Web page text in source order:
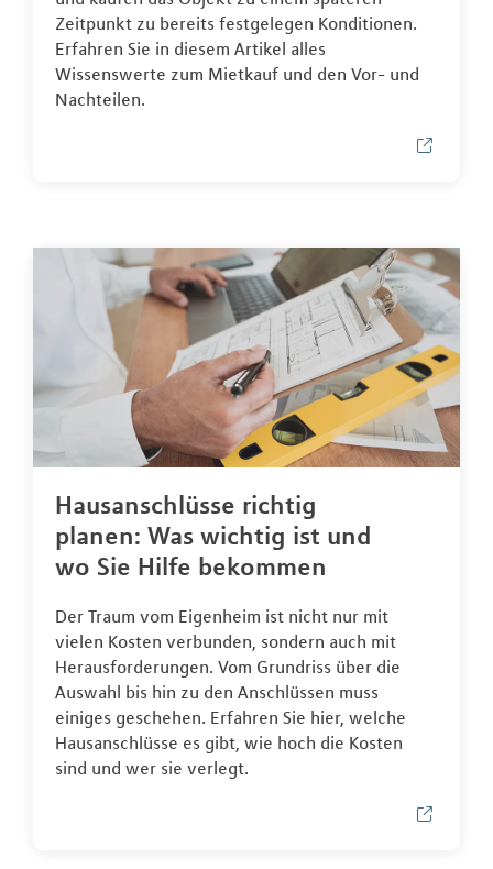
Zeitpunkt zu bereits festgelegen Konditionen.
Erfahren Sie in diesem Artikel alles
Wissenswerte zum Mietkauf und den Vor- und
Nachteilen.
Hausanschlüsse richtig
planen: Was wichtig ist und
wo Sie Hilfe bekommen
Der Traum vom Eigenheim ist nicht nur mit
vielen Kosten verbunden, sondern auch mit
Herausforderungen. Vom Grundriss über die
Auswahl bis hin zu den Anschlüssen muss
einiges geschehen. Erfahren Sie hier, welche
Hausanschlüsse es gibt, wie hoch die Kosten
sind und wer sie verlegt.